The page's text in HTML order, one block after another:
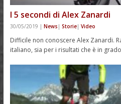
I 5 secondi di Alex Zanardi
30/05/2019 | News | Storie| Video
Difficile non conoscere Alex Zanardi.
italiano, sia per i risultati che è in